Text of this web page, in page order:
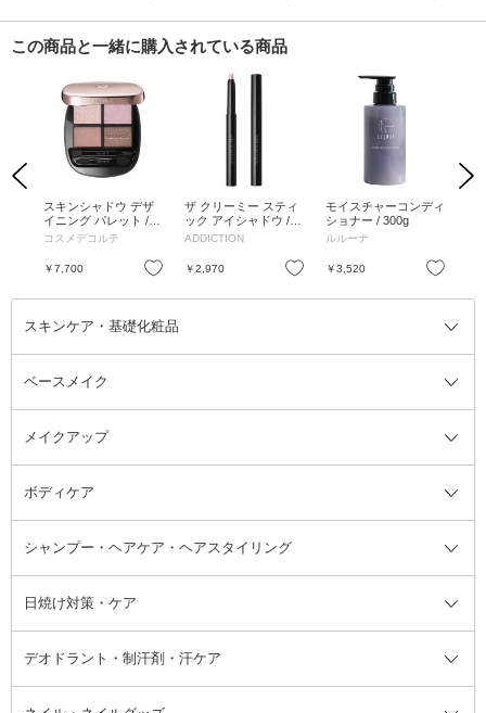
この商品と一緒に購入されている商品
Previous
お気に入り
スキンシャドウ デザ
イニング パレット /
本体 / 3 Wisteria / 5g
コスメデコルテ
￥7,700 お気に入り
ザ クリーミー スティ
ック アイシャドウ / 0
01 Crush on Me / 0.9g
ADDICTION
￥2,970 お気に入り
モイスチャーコンディ
ショナー / 300g
ルルーナ
￥3,520
Next
スキンケア・基礎化粧品
スキンケア・基礎化粧品全て
洗顔料
美容液
オールインワン化粧品 フェイスクリーム
フェイスオイル・バーム
ブースター・導入液
ベースメイク
ベースメイク全て
BBクリーム
コンシーラー ファンデーション
フェイスパウダー
メイクアップ
メイクアップ全て
まつげ美容液 つけまつげ
アイシャドウ
アイブロウ・眉マスカラ
ボディケア
ボディケア全て
ボディソープ・ハンドソープ・石
けん
ボディケア
レッグ・フットケア
シャンプー・ヘアケア・ヘアスタイリング
シャンプー・ヘアケア・ヘアスタ
イリング全て
洗い流さないトリートメント
日焼け対策・ケア
日焼け対策・ケア全て
デオドラント・制汗剤・汗ケア
デオドラント・制汗剤・汗ケア全